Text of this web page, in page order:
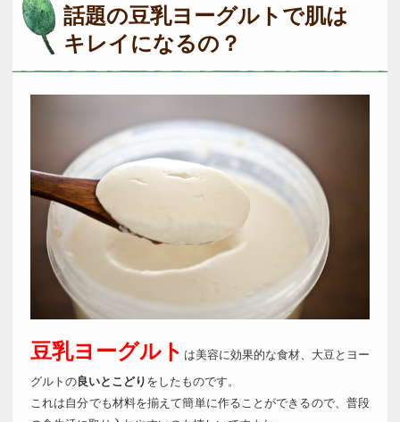
話題の豆乳ヨーグルトで肌は
キレイになるの？
豆乳ヨーグルト は美容に効果的な食材、大豆とヨー
グルトの良いとこどり をしたものです。
これは自分でも材料を揃えて簡単に作ることができるので、普段